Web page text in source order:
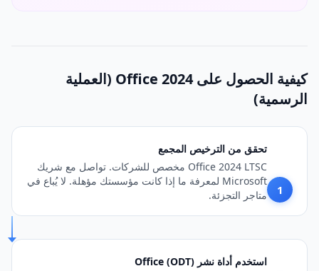
كيفية الحصول على Office 2024 (العملية
الرسمية)
1
تحقق من الترخيص المجمع
Office 2024 LTSC مخصص للشركات. تواصل مع شريك
Microsoft لمعرفة ما إذا كانت مؤسستك مؤهلة. لا يُباع في
متاجر التجزئة.
استخدم أداة نشر Office (ODT)